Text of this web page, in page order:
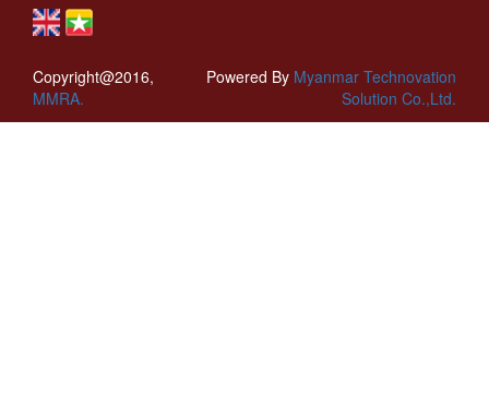
Copyright@2016,
MMRA.
Powered By Myanmar Technovation
Solution Co.,Ltd.